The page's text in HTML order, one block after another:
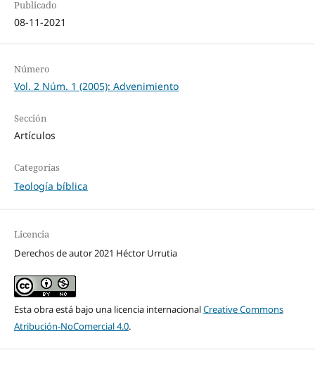
Publicado
08-11-2021
Número
Vol. 2 Núm. 1 (2005): Advenimiento
Sección
Artículos
Categorías
Teología bíblica
Licencia
Derechos de autor 2021 Héctor Urrutia
Esta obra está bajo una licencia internacionalCreative Commons
Atribución-NoComercial 4.0.